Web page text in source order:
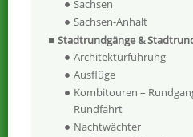
Sachsen
Sachsen-Anhalt
Stadtrundgänge &
Architekturführung
Ausflüge
Kombitouren –
Rundfahrt
Nachtwächter